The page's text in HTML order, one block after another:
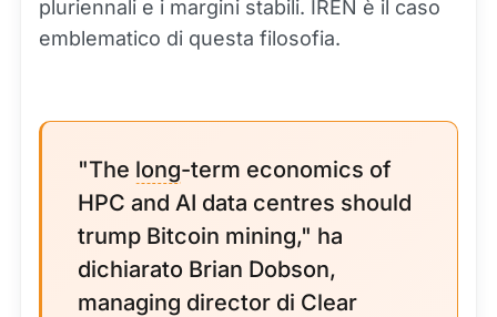
pluriennali e i margini stabili. IREN è il caso
emblematico di questa filosofia.
"The long-term economics of
HPC and AI data centres should
trump Bitcoin mining," ha
dichiarato Brian Dobson,
managing director di Clear